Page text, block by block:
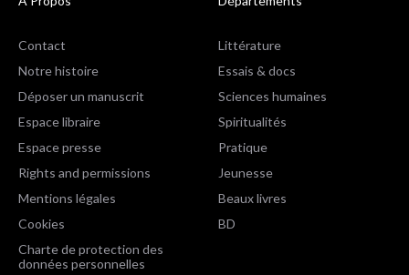
Contact
Notre histoire
Déposer un manuscrit
Espace libraire
Espace presse
Rights and permissions
Mentions légales
Cookies
Charte de protection des
données personnelles
Littérature
Essais & docs
Sciences humaines
Spiritualités
Pratique
Jeunesse
Beaux livres
BD